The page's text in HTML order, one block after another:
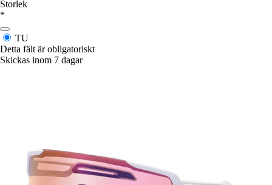
Storlek
*
TU
Detta fält är obligatoriskt
Skickas inom 7 dagar